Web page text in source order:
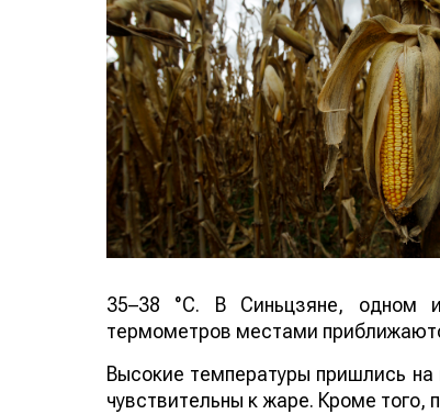
35–38 °C. В Синьцзяне, одном
термометров местами
Высокие температуры пришлись
чувствительны к жаре. Кроме